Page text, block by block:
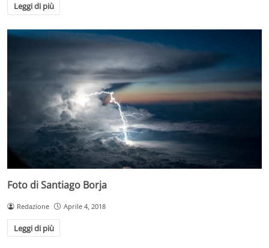
Leggi di più
Foto di Santiago Borja
Redazione Aprile 4, 2018
Leggi di più